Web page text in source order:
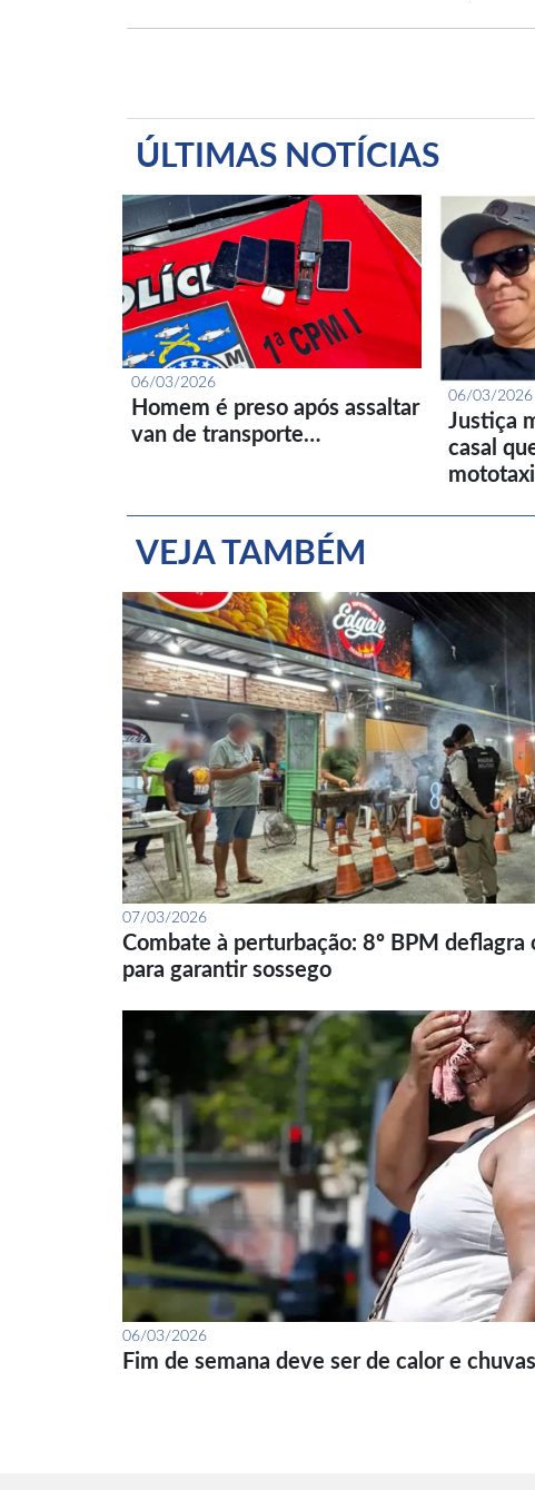
ÚLTIMAS NOTÍCIAS
06/03/2026
Homem é preso após assaltar
van de transporte…
06/03/2026
Justiça
casal
VEJA TAMBÉM
07/03/2026
Combate à perturbação: 8º BPM deflagra
para garantir sossego
06/03/2026
Fim de semana deve ser de calor e